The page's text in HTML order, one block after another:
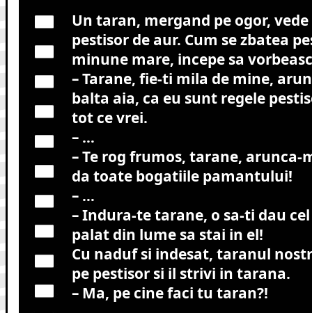
Un taran, mergand pe ogor, vede
pestisor de aur. Cum se zbatea
minune mare, incepe sa
– Tarane, fie-ti mila de mine,
balta aia, ca eu sunt regele
tot ce vrei.
– …
– Te rog frumos, tarane, arunca-
da toate bogatiile pamantului!
– …
– Indura-te tarane, o sa-ti dau
palat din lume sa stai in el!
Cu naduf si indesat, taranul
pe pestisor si il strivi in tarana.
– Ma, pe cine faci tu taran?!